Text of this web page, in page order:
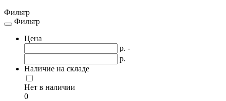
Фильтр
Toggle
navigation
Фильтр
Цена
р. -
р.
Наличие на складе
Нет в наличии
0